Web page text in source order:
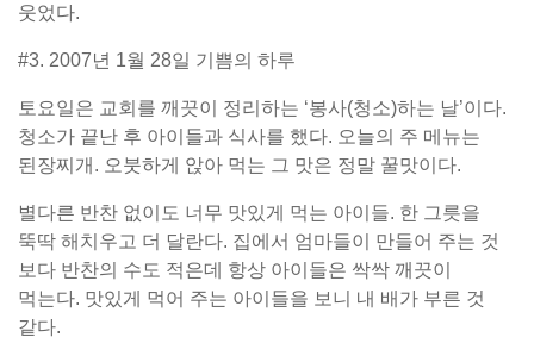
웃었다.
#3. 2007년 1월 28일 기쁨의 하루
토요일은 교회를 깨끗이 정리하는 ‘봉사(청소)하는 날’이다.
청소가 끝난 후 아이들과 식사를 했다. 오늘의 주 메뉴는
된장찌개. 오붓하게 앉아 먹는 그 맛은 정말 꿀맛이다.
별다른 반찬 없이도 너무 맛있게 먹는 아이들. 한 그릇을
뚝딱 해치우고 더 달란다. 집에서 엄마들이 만들어 주는 것
보다 반찬의 수도 적은데 항상 아이들은 싹싹 깨끗이
먹는다. 맛있게 먹어 주는 아이들을 보니 내 배가 부른 것
같다.